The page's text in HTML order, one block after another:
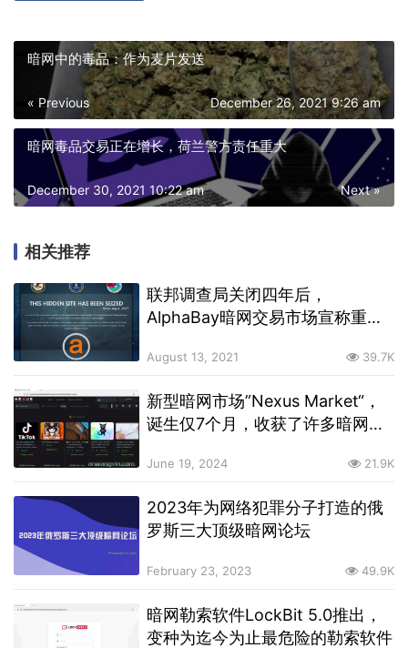
暗网中的毒品：作为麦片发送
« Previous December 26, 2021 9:26 am
暗网毒品交易正在增长，荷兰警方责任重大
Next »
December 30, 2021 10:22 am
相关推荐
联邦调查局关闭四年后，
AlphaBay暗网交易市场宣称重新
August 13, 2021 39.7K
新型暗网市场”Nexus Market“，
诞生仅7个月，收获了许多暗网用
June 19, 2024 21.9K
2023年为网络犯罪分子打造的俄
罗斯三大顶级暗网论坛
February 23, 2023 49.9K
暗网勒索软件LockBit 5.0推出，
变种为迄今为止最危险的勒索软件